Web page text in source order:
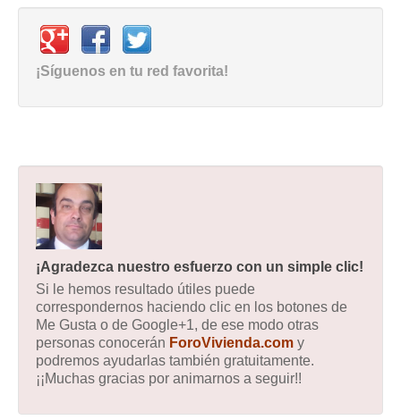
¡Síguenos en tu red favorita!
¡Agradezca nuestro esfuerzo con un simple clic!
Si le hemos resultado útiles puede
correspondernos haciendo clic en los botones de
Me Gusta o de Google+1, de ese modo otras
personas conocerán ForoVivienda.com y
podremos ayudarlas también gratuitamente.
¡¡Muchas gracias por animarnos a seguir!!